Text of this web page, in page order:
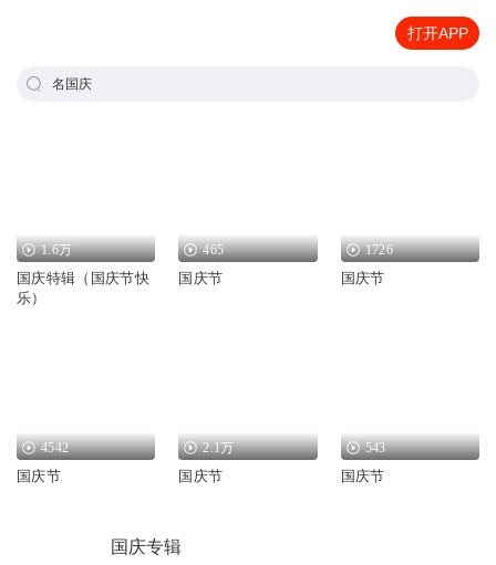
打开APP
名国庆
1.6万
国庆特辑（国庆节快
乐）
465
国庆节
1726
国庆节
4542
国庆节
2.1万
国庆节
543
国庆节
国庆专辑